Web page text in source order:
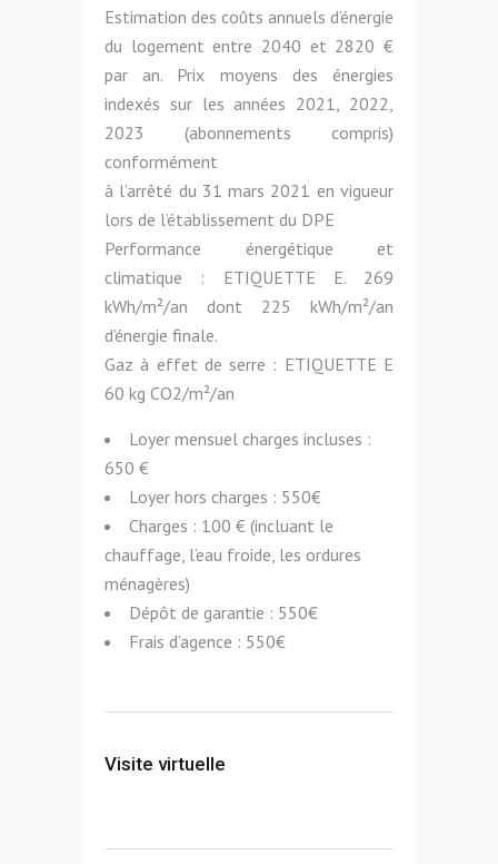
Estimation des coûts annuels d’énergie
du logement entre 2040 et 2820 €
par an. Prix moyens des énergies
indexés sur les années 2021, 2022,
2023 (abonnements compris)
conformément
à l’arrêté du 31 mars 2021 en vigueur
lors de l’établissement du DPE
Performance énergétique et
climatique : ETIQUETTE E. 269
kWh/m²/an dont 225 kWh/m²/an
d’énergie finale.
Gaz à effet de serre : ETIQUETTE E
60 kg CO2/m²/an
Loyer mensuel charges incluses :
650 €
Loyer hors charges : 550€
Charges : 100 € (incluant le
chauffage, l’eau froide, les ordures
ménagères)
Dépôt de garantie : 550€
Frais d’agence : 550€
Visite virtuelle